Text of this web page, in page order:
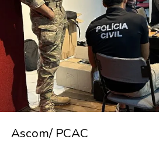
Ascom/ PCAC